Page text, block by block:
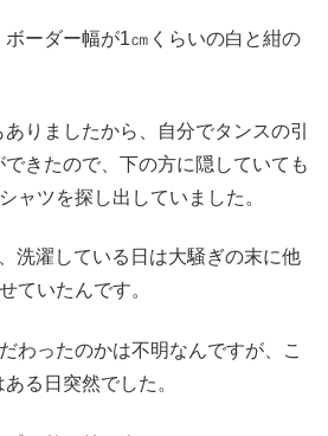
ーダー幅が1㎝くらいの白と紺の
りましたから、自分でタンスの引
きたので、下の方に隠していても
ャツを探し出していました。
洗濯している日は大騒ぎの末に他
ていたんです。
わったのかは不明なんですが、こ
る日突然でした。